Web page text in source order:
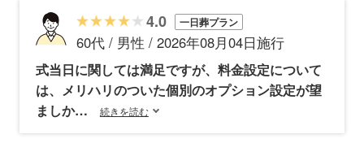
4.0 一日葬プラン
60代 / 男性 / 2026年08月04日施行
式当日に関しては満足ですが、料金設定について
は、メリハリのついた個別のオプション設定が望
ましか
続きを読む